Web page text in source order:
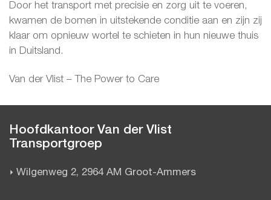
Door het transport met precisie en zorg uit te voeren,
kwamen de bomen in uitstekende conditie aan en zijn zij
klaar om opnieuw wortel te schieten in hun nieuwe thuis
in Duitsland.
Van der Vlist – The Power to Care
Hoofdkantoor Van der Vlist
Transportgroep
Wilgenweg 2, 2964 AM Groot-Ammers